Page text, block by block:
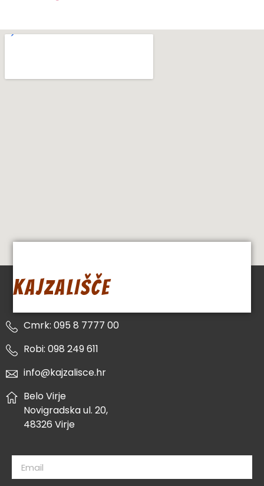
KAJZALIŠČE
Cmrk: 095 8 7777 00
Robi: 098 249 611
info@kajzalisce.hr
Belo Virje
Novigradska ul. 20,
48326 Virje